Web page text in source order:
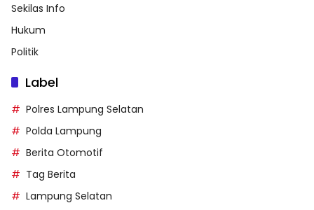
Sekilas Info
Hukum
Politik
Label
Polres Lampung Selatan
Polda Lampung
Berita Otomotif
Tag Berita
Lampung Selatan